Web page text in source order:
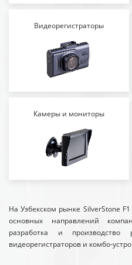
Видеорегистраторы
Камеры и мониторы
На Узбекском рынке SilverStone
основных направлений
разработка и производство
видеорегистраторов и комбо-